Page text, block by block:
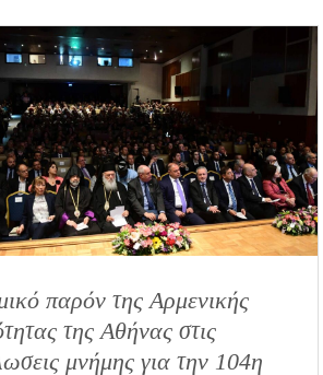
παρόν της Αρμενικής
της Αθήνας στις
μνήμης για την 104η